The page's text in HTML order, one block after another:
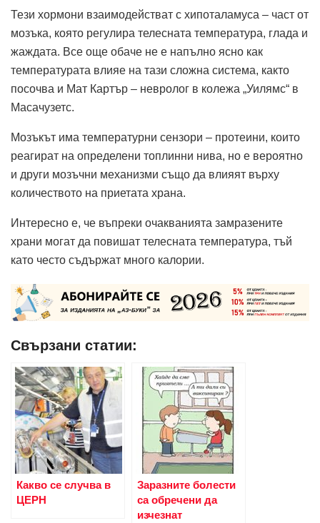
Тези хормони взаимодействат с хипоталамуса – част от
мозъка, която регулира телесната температура, глада и
жаждата. Все още обаче не е напълно ясно как
температурата влияе на тази сложна система, както
посочва и Мат Картър – невролог в колежа „Уилямс“ в
Масачузетс.
Мозъкът има температурни сензори – протеини, които
реагират на определени топлинни нива, но е вероятно
и други мозъчни механизми също да влияят върху
количеството на приетата храна.
Интересно е, че въпреки очакванията замразените
храни могат да повишат телесната температура, тъй
като често съдържат много калории.
Свързани статии:
Какво се случва в
ЦЕРН
Заразните болести
са обречени да
изчезнат